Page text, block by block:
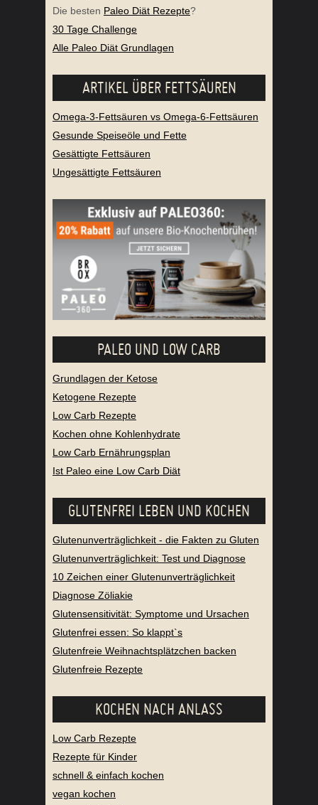
Die besten Paleo Diät Rezepte?
30 Tage Challenge
Alle Paleo Diät Grundlagen
ARTIKEL ÜBER FETTSÄUREN
Omega-3-Fettsäuren vs Omega-6-Fettsäuren
Gesunde Speiseöle und Fette
Gesättigte Fettsäuren
Ungesättigte Fettsäuren
PALEO UND LOW CARB
Grundlagen der Ketose
Ketogene Rezepte
Low Carb Rezepte
Kochen ohne Kohlenhydrate
Low Carb Ernährungsplan
Ist Paleo eine Low Carb Diät
GLUTENFREI LEBEN UND KOCHEN
Glutenunverträglichkeit - die Fakten zu Gluten
Glutenunverträglichkeit: Test und Diagnose
10 Zeichen einer Glutenunverträglichkeit
Diagnose Zöliakie
Glutensensitivität: Symptome und Ursachen
Glutenfrei essen: So klappt`s
Glutenfreie Weihnachtsplätzchen backen
Glutenfreie Rezepte
KOCHEN NACH ANLASS
Low Carb Rezepte
Rezepte für Kinder
schnell & einfach kochen
vegan kochen